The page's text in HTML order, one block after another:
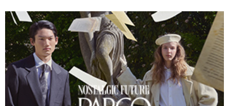
示は本当に素晴らしく、まさに「芸術」でした。
５年前に子供が産まれて、今は一緒にレゴで遊ぶのが楽しいです
ね。きれいな原色のレゴブロックは、子供も遊びながら想像力を
つけることもできますし、手先も器用になるのではないかと思っ
ています。レゴもいくつか集めていて、私と子供は特にスターウ
ォーズのシリーズが気に入っています。